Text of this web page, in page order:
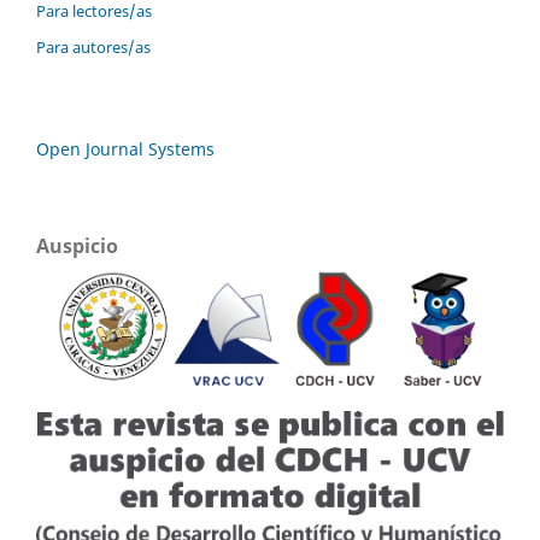
Para lectores/as
Para autores/as
Open Journal Systems
Auspicio